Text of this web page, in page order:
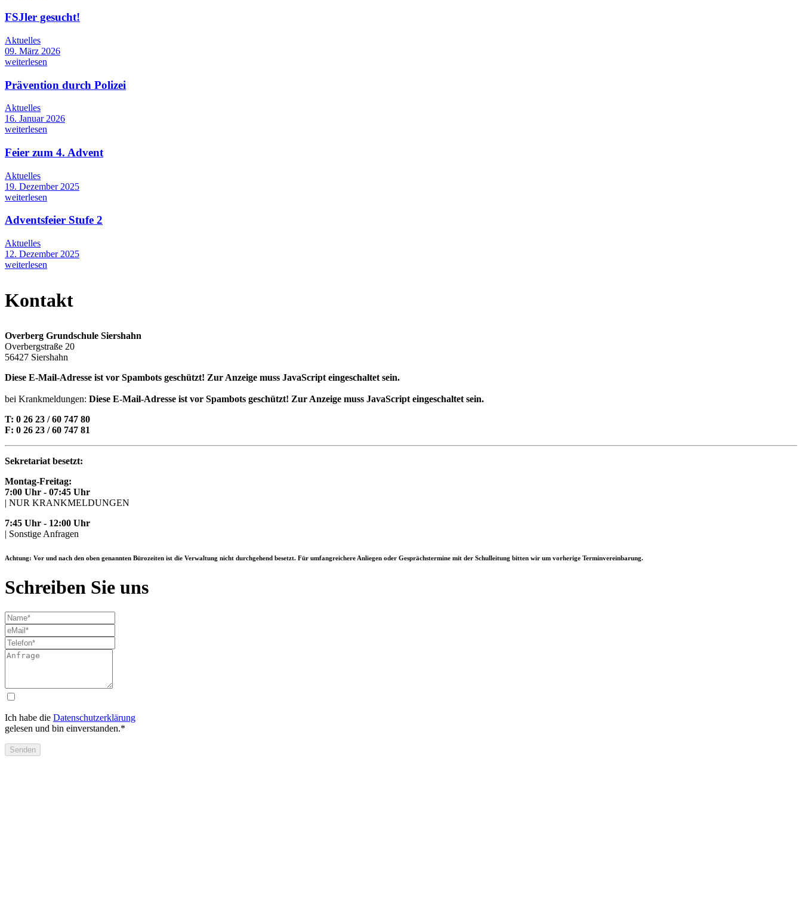
FSJler gesucht!
Aktuelles
09. März 2026
weiterlesen
Prävention durch Polizei
Aktuelles
16. Januar 2026
weiterlesen
Feier zum 4. Advent
Aktuelles
19. Dezember 2025
weiterlesen
Adventsfeier Stufe 2
Aktuelles
12. Dezember 2025
weiterlesen
Kontakt
Overberg Grundschule Siershahn
Overbergstraße 20
56427 Siershahn
Diese E-Mail-Adresse ist vor Spambots geschützt! Zur Anzeige muss JavaScript eingeschaltet sein.
bei Krankmeldungen: Diese E-Mail-Adresse ist vor Spambots geschützt! Zur Anzeige muss JavaScript eingeschaltet sein.
T: 0 26 23 / 60 747 80
F: 0 26 23 / 60 747 81
Sekretariat besetzt:
Montag-Freitag:
7:00 Uhr - 07:45 Uhr
| NUR KRANKMELDUNGEN
7:45 Uhr - 12:00 Uhr
| Sonstige Anfragen
Achtung: Vor und nach den oben genannten Bürozeiten ist die Verwaltung nicht durchgehend besetzt. Für umfangreichere Anliegen oder Gesprächstermine mit der Schulleitung bitten wir um vorherige Terminvereinbarung.
Schreiben Sie uns
Ich habe die Datenschutzerklärung
gelesen und bin einverstanden.*
Senden